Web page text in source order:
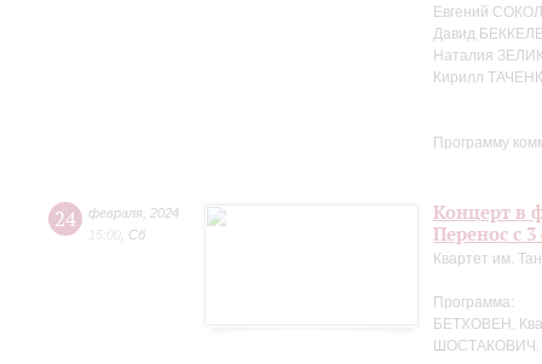
Евгений
Давид
Наталия
Кирилл
Программу
24 февраля 2024
15:00 Сб
Концерт в
Перенос с
Квартет им.
Программа:
БЕТХОВЕН.
ШОСТАКОВИЧ.